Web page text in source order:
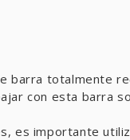
barra totalmente
con esta barra
es importante